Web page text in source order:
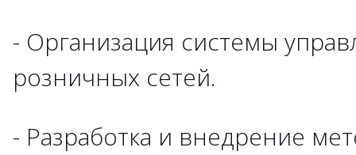
- Организация системы
розничных сетей.
- Разработка и внедрение